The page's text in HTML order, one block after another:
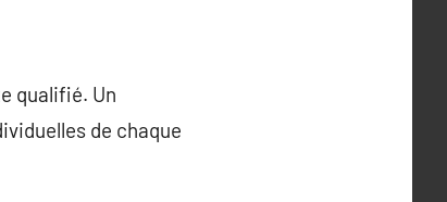
qualifié. Un
de chaque